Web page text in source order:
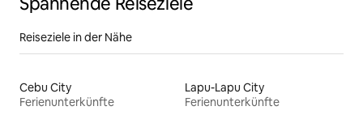
Reiseziele in der Nähe
Cebu City
Ferienunterkünfte
Lapu-Lapu City
Ferienunterkünfte